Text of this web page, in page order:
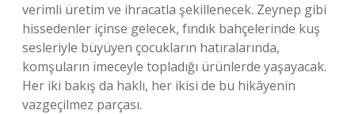
verimli üretim ve ihracatla şekillenecek. Zeynep gibi
hissedenler içinse gelecek, fındık bahçelerinde kuş
sesleriyle büyüyen çocukların hatıralarında,
komşuların imeceyle topladığı ürünlerde yaşayacak.
Her iki bakış da haklı, her ikisi de bu hikâyenin
vazgeçilmez parçası.